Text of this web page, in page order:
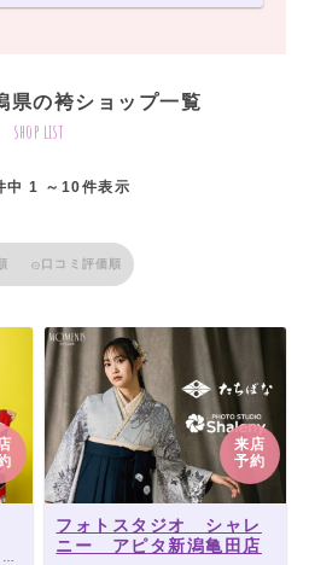
県の袴ショップ一覧
shop list
中 1 ～10件表示
口コミ評価順
来店
予約
フォトスタジオ シャレ
ニー アピタ新潟亀田店